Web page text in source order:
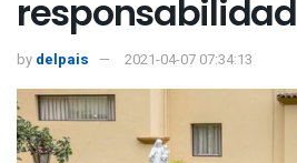
responsabilidad
by delpais 2021-04-07 07:34:13